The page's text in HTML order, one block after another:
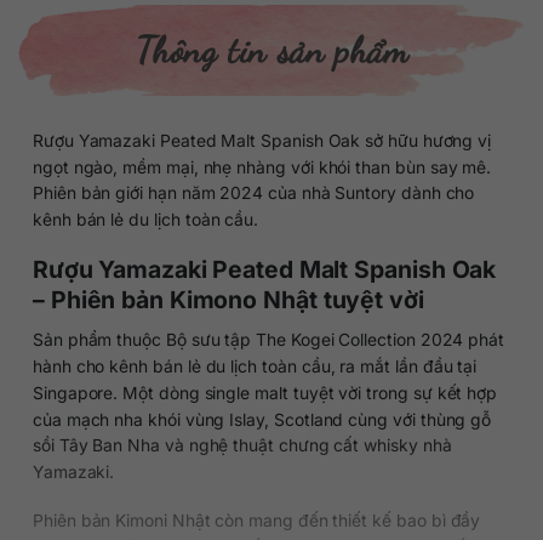
Thông tin sản phẩm
Rượu Yamazaki Peated Malt Spanish Oak sở hữu hương vị
ngọt ngào, mềm mại, nhẹ nhàng với khói than bùn say mê.
Phiên bản giới hạn năm 2024 của nhà Suntory dành cho
kênh bán lẻ du lịch toàn cầu.
Rượu Yamazaki Peated Malt Spanish Oak
– Phiên bản Kimono Nhật tuyệt vời
Sản phẩm thuộc Bộ sưu tập The Kogei Collection 2024 phát
hành cho kênh bán lẻ du lịch toàn cầu, ra mắt lần đầu tại
Singapore. Một dòng single malt tuyệt vời trong sự kết hợp
của mạch nha khói vùng Islay, Scotland cùng với thùng gỗ
sồi Tây Ban Nha và nghệ thuật chưng cất whisky nhà
Yamazaki.
Phiên bản Kimoni Nhật còn mang đến thiết kế bao bì đầy